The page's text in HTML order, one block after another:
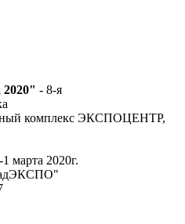
2020" - 8-я
комплекс ЭКСПОЦЕНТР,
марта 2020г.